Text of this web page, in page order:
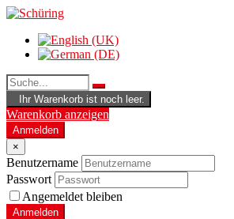
Ihr Warenkorb ist noch leer.
Warenkorb anzeigen
Anmelden
×
Benutzername
Passwort
Angemeldet bleiben
Anmelden